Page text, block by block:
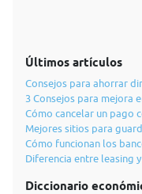
Últimos artículos
Consejos para ahorrar
3 Consejos para mejora
Cómo cancelar un pago
Mejores sitios para
Cómo funcionan los
Diferencia entre leasing
Diccionario